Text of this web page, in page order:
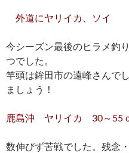
外道にヤリイカ、ソイ
今シーズン最後のヒラメ釣
つでした。
竿頭は鉾田市の遠峰さんで
ましょう！
鹿島沖 ヤリイカ 30～55
数伸びず苦戦でした。残念